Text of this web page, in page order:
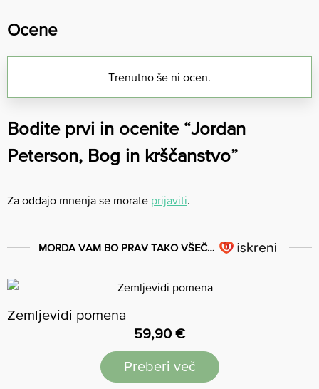
Ocene
Trenutno še ni ocen.
Bodite prvi in ocenite “Jordan
Peterson, Bog in krščanstvo”
Za oddajo mnenja se morate prijaviti.
MORDA VAM BO PRAV TAKO VŠEČ…
Zemljevidi pomena
59,90 €
Preberi več